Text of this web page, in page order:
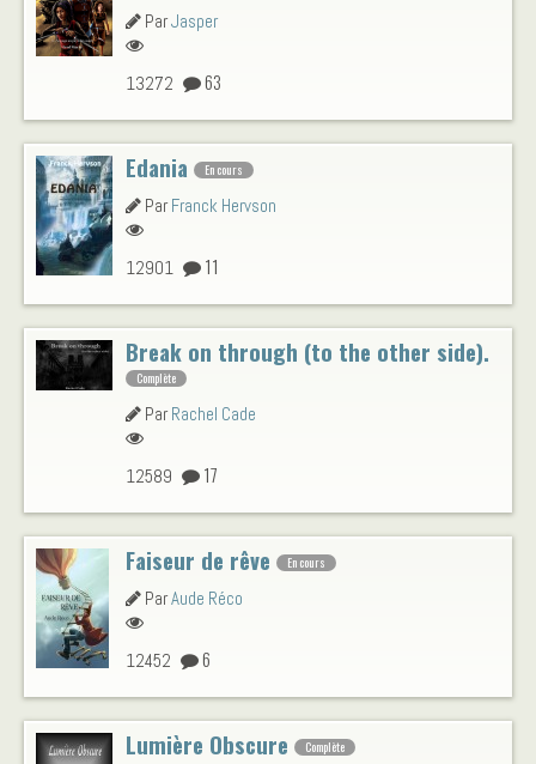
ParJasper
13272 63
Edania En cours
ParFranck Hervson
12901 11
Break on through (to the other side).
Complète
ParRachel Cade
12589 17
Faiseur de rêve En cours
ParAude Réco
12452 6
Lumière Obscure Complète